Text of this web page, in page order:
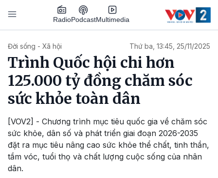
Nhảy đến nội dung
RadioPodcastMultimedia
Đời sống - Xã hội Thứ ba, 13:45, 25/11/2025
Trình Quốc hội chi hơn
125.000 tỷ đồng chăm sóc
sức khỏe toàn dân
[VOV2] - Chương trình mục tiêu quốc gia về chăm sóc
sức khỏe, dân số và phát triển giai đoạn 2026-2035
đặt ra mục tiêu nâng cao sức khỏe thể chất, tinh thần,
tầm vóc, tuổi thọ và chất lượng cuộc sống của nhân
dân.